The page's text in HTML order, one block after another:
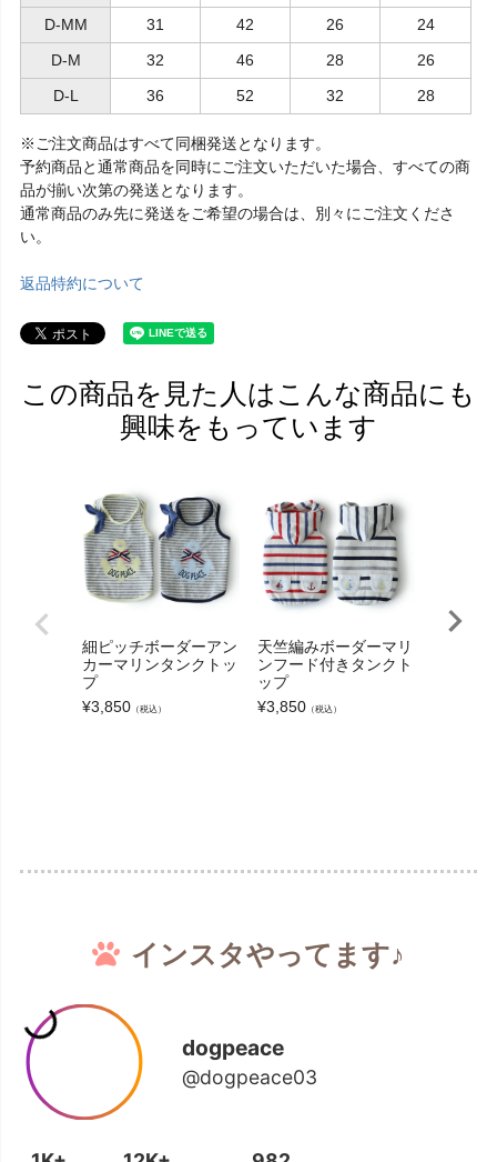
D-MM
31 42 26
24
D-M
32 46 28
26
D-L
36 52 32 28
※ご注文商品はすべて同梱発送となります。
予約商品と通常商品を同時にご注文いただいた場合、すべての商
品が揃い次第の発送となります。
通常商品のみ先に発送をご希望の場合は、別々にご注文くださ
い。
返品特約について
この商品を見た人はこんな商品にも
興味をもっています
細ピッチボーダーアン
カーマリンタンクトッ
プ
¥3,850 （税込）
天竺編みボーダーマリ
ンフード付きタンクト
ップ
¥3,850 （税込）
インスタやってます♪